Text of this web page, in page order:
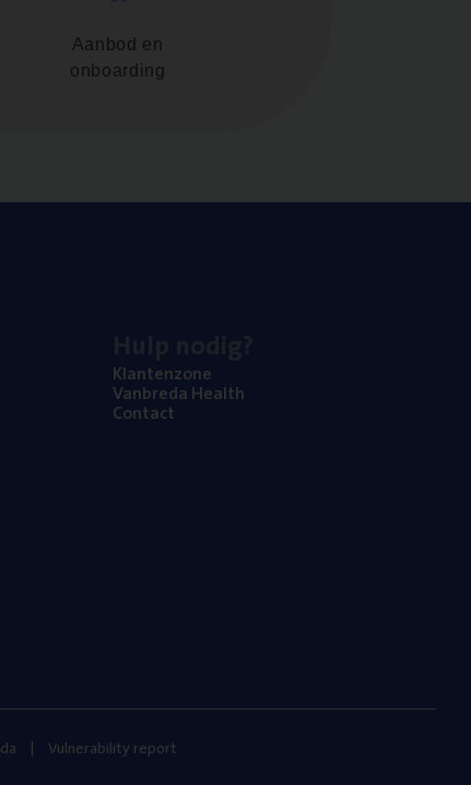
Aanbod en
onboarding
Klan­ten­zo­ne
Van­b­re­da Health
Con­tact
Vulnerability report